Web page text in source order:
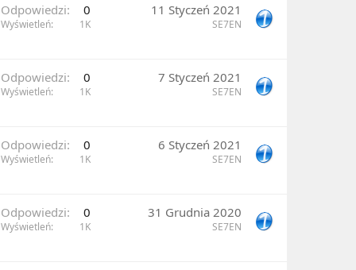
Odpowiedzi 0
Wyświetleń 1K
11 Styczeń 2021
SE7EN
Odpowiedzi 0
Wyświetleń 1K
7 Styczeń 2021
SE7EN
Odpowiedzi 0
Wyświetleń 1K
6 Styczeń 2021
SE7EN
Odpowiedzi 0
Wyświetleń 1K
31 Grudnia 2020
SE7EN